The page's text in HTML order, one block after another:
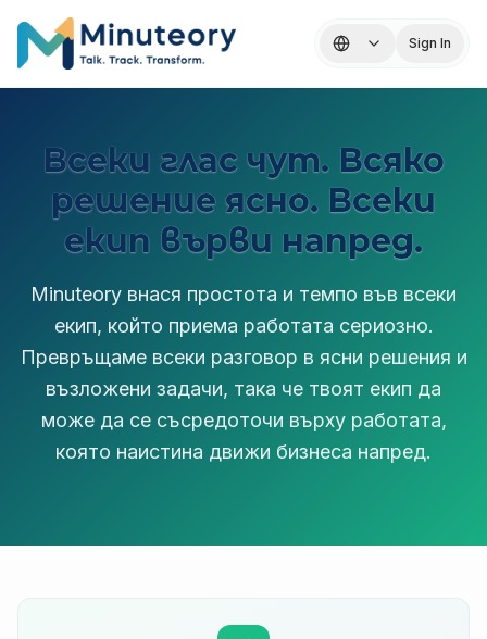
Sign In
Всеки глас чут. Всяко
решение ясно. Всеки
екип върви напред.
Minuteory внася простота и темпо във всеки
екип, който приема работата сериозно.
Превръщаме всеки разговор в ясни решения и
възложени задачи, така че твоят екип да
може да се съсредоточи върху работата,
която наистина движи бизнеса напред.